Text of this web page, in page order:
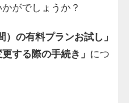
がでしょうか？
）の有料プランお試し」
する際の手続き」 につ